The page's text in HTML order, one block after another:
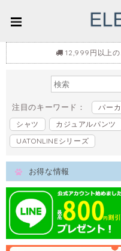
12,999円以上
注目のキーワード： パー
シャツ
カジュアルパンツ
UATONLINEシリーズ
お得な情報